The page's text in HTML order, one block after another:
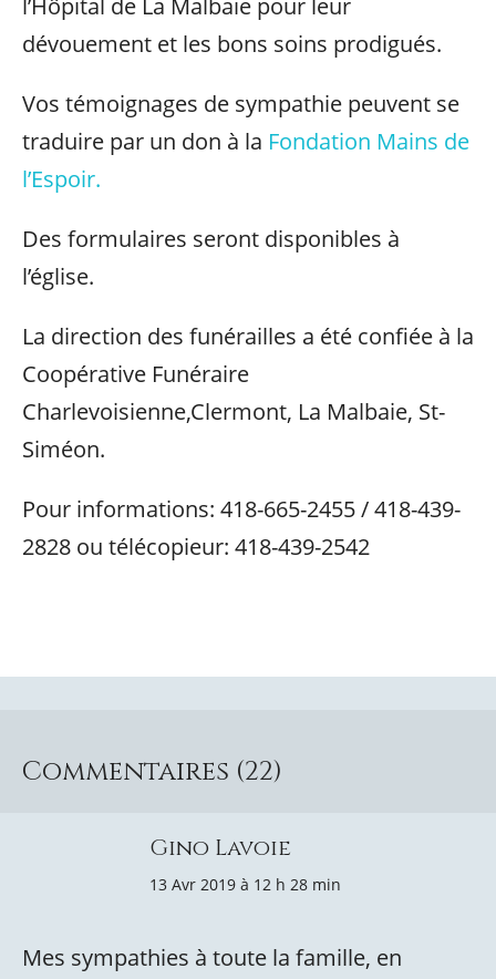
l’Hôpital de La Malbaie pour leur
dévouement et les bons soins prodigués.
Vos témoignages de sympathie peuvent se
traduire par un don à la Fondation Mains de
l’Espoir.
Des formulaires seront disponibles à
l’église.
La direction des funérailles a été confiée à la
Coopérative Funéraire
Charlevoisienne,Clermont, La Malbaie, St-
Siméon.
Pour informations: 418-665-2455 / 418-439-
2828 ou télécopieur: 418-439-2542
Commentaires (22)
Gino Lavoie
13 Avr 2019 à 12 h 28 min
Mes sympathies à toute la famille, en